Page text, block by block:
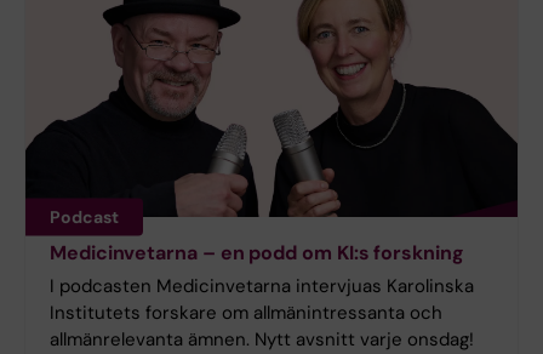
Podcast
Medicinvetarna – en podd om KI:s forskning
I podcasten Medicinvetarna intervjuas Karolinska
Institutets forskare om allmänintressanta och
allmänrelevanta ämnen. Nytt avsnitt varje onsdag!